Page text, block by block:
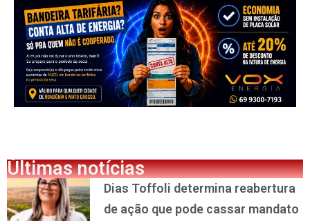
Últimas notícias
Dias Toffoli determina reabertura
de ação que pode cassar mandato